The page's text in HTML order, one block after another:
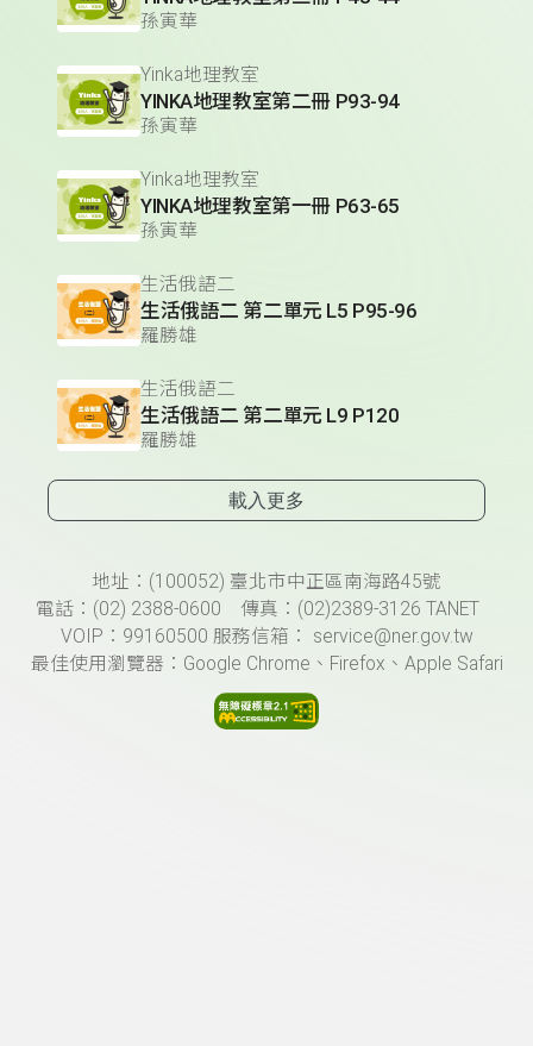
孫寅華
Yinka地理教室
YINKA地理教室第二冊 P93-94
孫寅華
Yinka地理教室
YINKA地理教室第一冊 P63-65
孫寅華
生活俄語二
生活俄語二 第二單元 L5 P95-96
羅勝雄
生活俄語二
生活俄語二 第二單元 L9 P120
羅勝雄
載入更多
頁尾資訊地址：(100052) 臺北市中正區南海路45號
電話：(02) 2388-0600 傳真：(02)2389-3126 TANET
VOIP：99160500 服務信箱： service@ner.gov.tw
最佳使用瀏覽器：Google Chrome、Firefox、Apple Safari